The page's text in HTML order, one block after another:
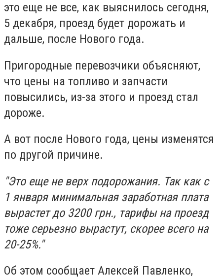
это еще не все, как выяснилось сегодня,
5 декабря, проезд будет дорожать и
дальше, после Нового года.
Пригородные перевозчики объясняют,
что цены на топливо и запчасти
повысились, из-за этого и проезд стал
дороже.
А вот после Нового года, цены изменятся
по другой причине.
"Это еще не верх подорожания. Так как с
1 января минимальная заработная плата
вырастет до 3200 грн., тарифы на проезд
тоже серьезно вырастут, скорее всего на
20-25%."
Об этом сообщает Алексей Павленко,